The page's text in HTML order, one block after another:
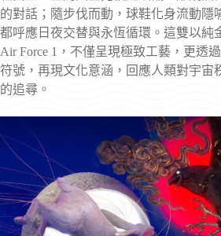
的對話；隨步伐而動，球鞋化身流動隱
都呼應日夜交替與永恆循環。這雙以純
Air Force 1，不僅呈現極致工藝，更透
符號，再現文化意涵，回應人類對宇宙
的追尋。